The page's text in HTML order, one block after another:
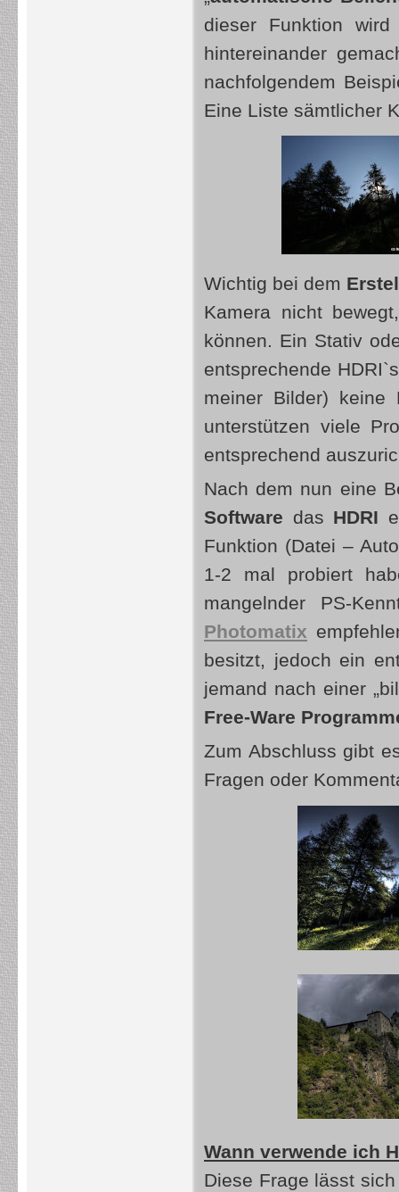
dieser Funktion
hintereinander
nachfolgendem
Eine Liste sämtlicher
Wichtig bei dem
Kamera nicht
können. Ein Stativ
entsprechende
meiner Bilder)
unterstützen viele
entsprechend
Nach dem nun eine
Software das HDRI
Funktion (Datei –
1-2 mal probiert
mangelnder PS-
Photomatix
besitzt, jedoch ein
jemand nach einer
Free-Ware
Zum Abschluss gibt
Fragen oder
Wann verwende ich
Diese Frage lässt